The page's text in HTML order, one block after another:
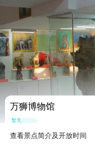
万狮博物馆
暂无点评
查看景点简介及开放时间